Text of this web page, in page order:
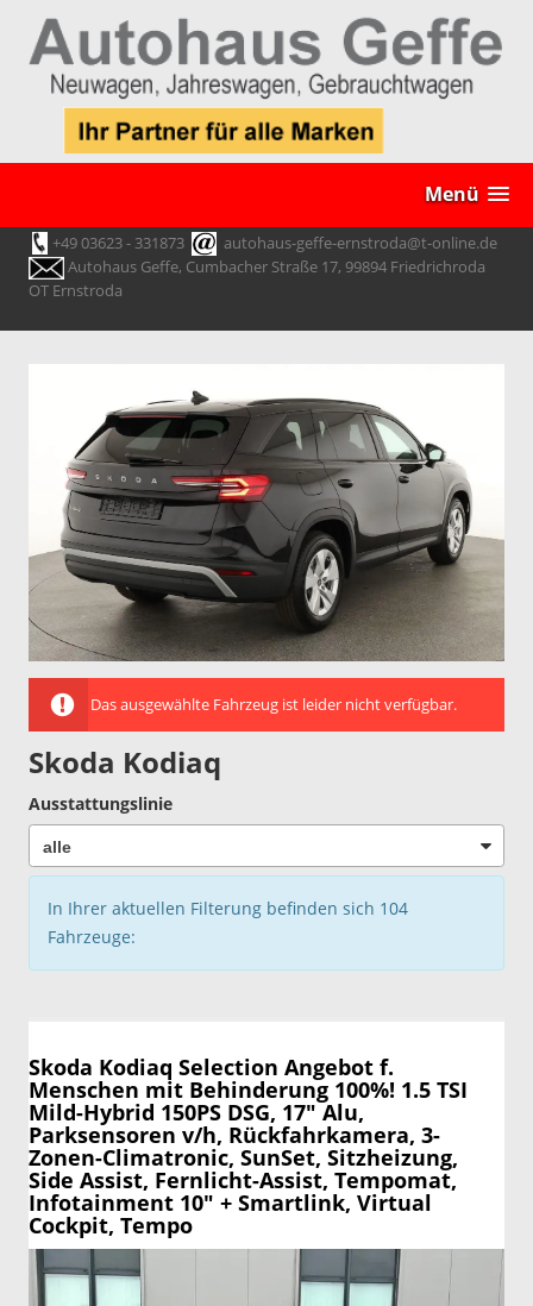
Menü
+49 03623 - 331873
autohaus-geffe-ernstroda@t-online.de
Autohaus Geffe, Cumbacher Straße 17, 99894 Friedrichroda
OT Ernstroda
Das ausgewählte Fahrzeug ist leider nicht verfügbar.
Skoda Kodiaq
Ausstattungslinie
In Ihrer aktuellen Filterung befinden sich 104
Fahrzeuge:
Skoda Kodiaq Selection Angebot f.
Menschen mit Behinderung 100%! 1.5 TSI
Mild-Hybrid 150PS DSG, 17" Alu,
Parksensoren v/h, Rückfahrkamera, 3-
Zonen-Climatronic, SunSet, Sitzheizung,
Side Assist, Fernlicht-Assist, Tempomat,
Infotainment 10" + Smartlink, Virtual
Cockpit, Tempo